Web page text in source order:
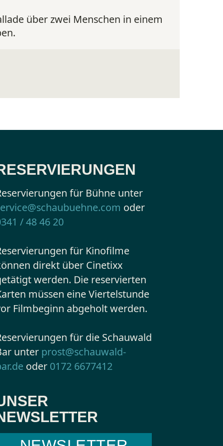
über zwei Menschen in einem
für Bühne unter
oder
/ 48 46 20
für Kinofilme
direkt über Cinetixx
werden. Die reservierten
müssen eine Viertelstunde
Filmbeginn abgeholt werden.
für die Schauwald
unter prost@schauwald-
oder 0172 6677412